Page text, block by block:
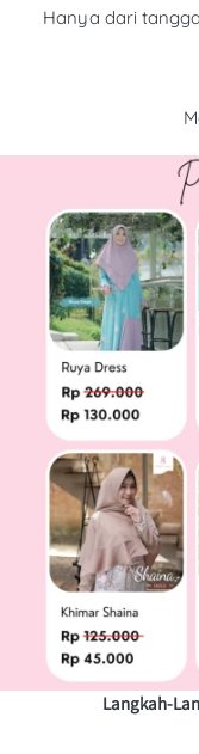
Hanya dari
Langkah-